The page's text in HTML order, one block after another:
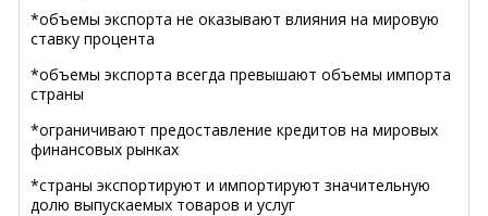
*объемы экспорта не оказывают влияния на мировую
ставку процента
*объемы экспорта всегда превышают объемы импорта
страны
*ограничивают предоставление кредитов на мировых
финансовых рынках
*страны экспортируют и импортируют значительную
долю выпускаемых товаров и услуг